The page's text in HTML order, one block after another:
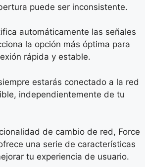
puede ser inconsistente.
automáticamente las señales
la opción más óptima para
rápida y estable.
estarás conectado a la red
independientemente de tu
de cambio de red, Force
una serie de características
tu experiencia de usuario.